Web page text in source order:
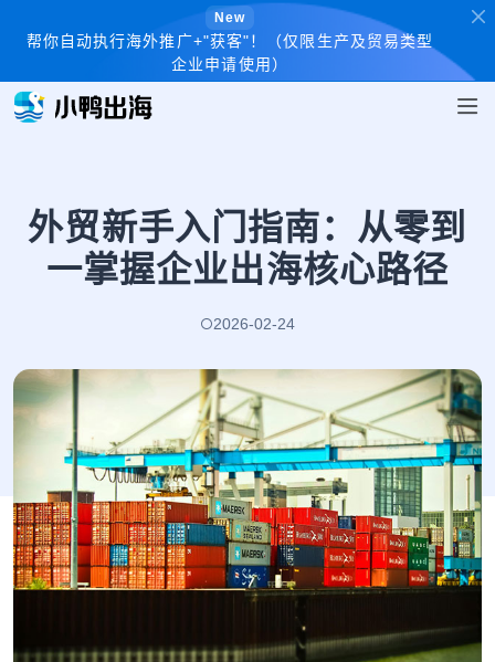
New
帮你自动执行海外推广+"获客"！（仅限生产及贸易类型
企业申请使用）
外贸新手入门指南：从零到
一掌握企业出海核心路径
2026-02-24